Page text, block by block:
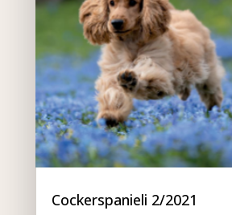
Cockerspanieli 2/2021